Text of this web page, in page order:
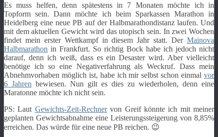
Es muss helfen, denn spätestens in 7 Monaten möchte ich in
Topform sein. Dann möchte ich beim Sparkassen Marathon in
Heidelberg eine neue PB auf der Halbmarathondistanz laufen. Und
mit dem aktuellen Gewicht wird das utopisch sein. In zwei Wochen
findet mein erster Wettkampf in diesem Jahr statt. Der Mainova
Halbmarathon in Frankfurt. So richtig Bock habe ich jedoch nicht
darauf, denn ich weiß, dass es ein Desaster wird. Aber vielleicht
benötige ich so eine Negativerfahrung als Weckruf. Dass mein
Abnehmvorhaben möglich ist, habe ich mir selbst schon einmal vor
6 Jahren bewiesen. Nun gilt es dies zu wiederholen, denn eine
Maratonne möchte ich nicht sein.
PS: Laut Gewichts-Zeit-Rechnervon Greif könnte ich mit meiner
geplanten Gewichtsabnahme eine Leisterungssteigerung von 8,85%
erreichen. Das würde für eine neue PB reichen. 😉